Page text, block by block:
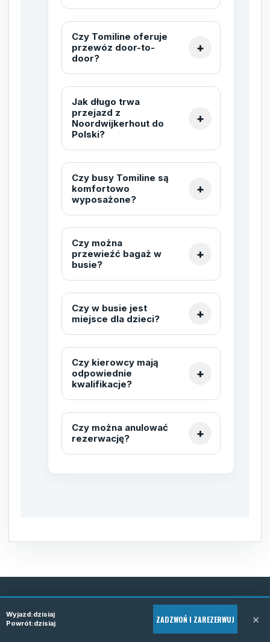
Czy Tomiline oferuje
przewóz door-to-
door?
Jak długo trwa
przejazd z
Noordwijkerhout do
Polski?
Czy busy Tomiline są
komfortowo
wyposażone?
Czy można
przewieźć bagaż w
busie?
Czy w busie jest
miejsce dla dzieci?
Czy kierowcy mają
odpowiednie
kwalifikacje?
Czy można anulować
rezerwację?
REZERWACJA TELEFONICZNA
Zarezerwuj bus do Polski
Wyjazd:dzisiaj
Powrót:dzisiaj ZADZWOŃ I ZAREZERWUJ ×